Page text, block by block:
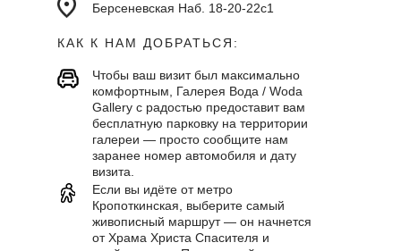
Берсеневская Наб. 18-20-22с1
КАК К НАМ ДОБРАТЬСЯ:
Чтобы ваш визит был максимально
комфортным, Галерея Вода / Woda
Gallery с радостью предоставит вам
бесплатную парковку на территории
галереи — просто сообщите нам
заранее номер автомобиля и дату
визита.
Если вы идёте от метро
Кропоткинская, выберите самый
живописный маршрут — он начнется
от Храма Христа Спасителя и